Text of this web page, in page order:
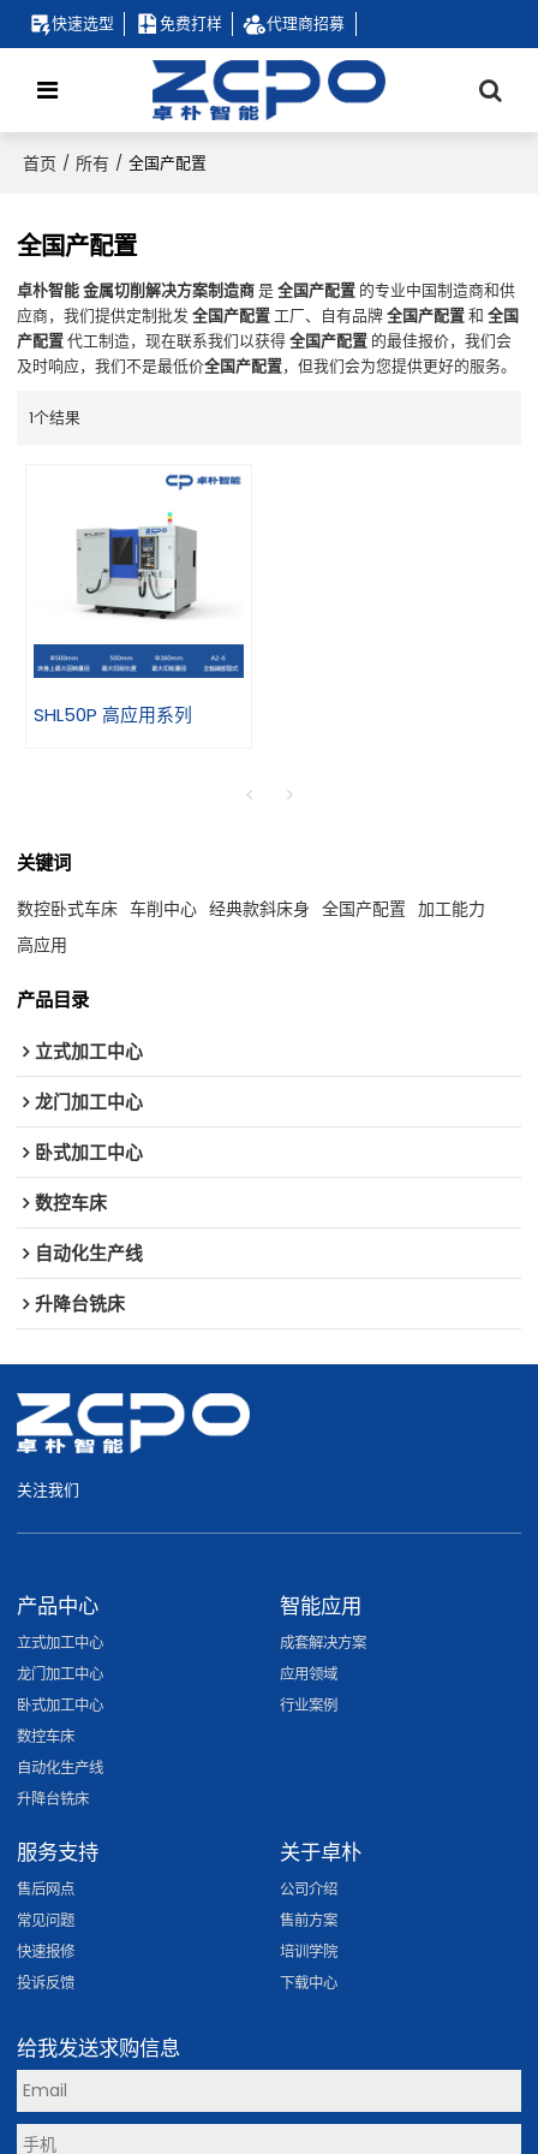
快速选型 免费打样 代理商招募
首页 / 所有 / 全国产配置
全国产配置
卓朴智能 金属切削解决方案制造商是全国产配置 的专业中国制造商和供
应商，我们提供定制批发全国产配置工厂、自有品牌全国产配置和全国
产配置代工制造，现在联系我们以获得全国产配置 的最佳报价，我们会
及时响应，我们不是最低价全国产配置，但我们会为您提供更好的服务。
1个结果
SHL50P 高应用系列
关键词
数控卧式车床 车削中心 经典款斜床身 全国产配置 加工能力
高应用
产品目录
立式加工中心
龙门加工中心
卧式加工中心
数控车床
自动化生产线
升降台铣床
关注我们
产品中心
立式加工中心
龙门加工中心
卧式加工中心
数控车床
自动化生产线
升降台铣床
智能应用
成套解决方案
应用领域
行业案例
服务支持
售后网点
常见问题
快速报修
投诉反馈
关于卓朴
公司介绍
售前方案
培训学院
下载中心
给我发送求购信息